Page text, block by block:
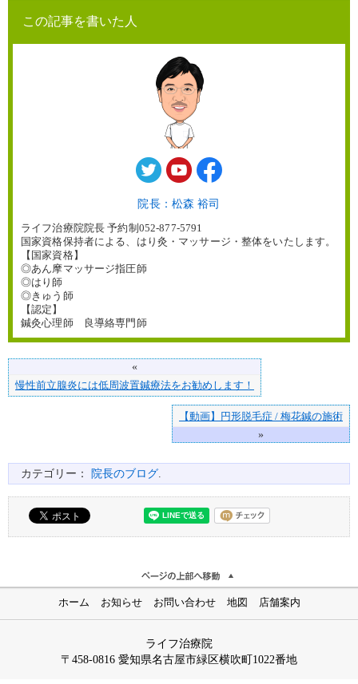
この記事を書いた人
院長：松森 裕司
ライフ治療院院長 予約制052-877-5791
国家資格保持者による、はり灸・マッサージ・整体をいたします。
【国家資格】
◎あん摩マッサージ指圧師
◎はり師
◎きゅう師
【認定】
鍼灸心理師 良導絡専門師
«
慢性前立腺炎には低周波置鍼療法をお勧めします！
【動画】円形脱毛症 / 梅花鍼の施術
»
カテゴリー： 院長のブログ
ホーム お知らせ お問い合わせ 地図 店舗案内
ライフ治療院
〒458-0816 愛知県名古屋市緑区横吹町1022番地